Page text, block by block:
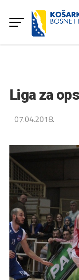
Liga za
07.04.2018.